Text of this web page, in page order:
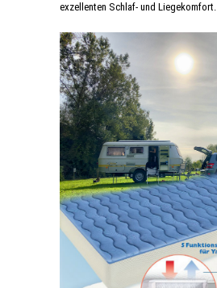
exzellenten Schlaf- und Liegekomfort.